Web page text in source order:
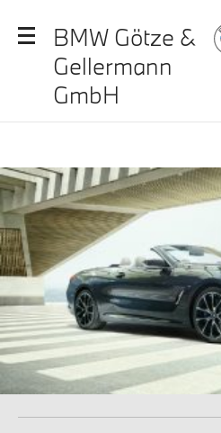
BMW Götze &
Gellermann
GmbH